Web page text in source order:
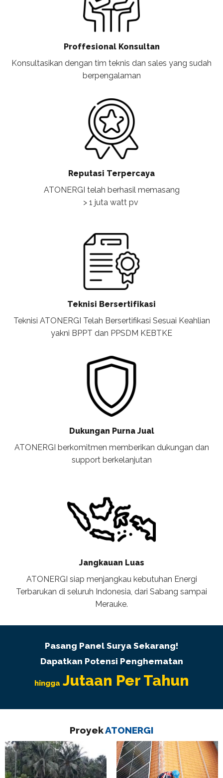
Proffesional Konsultan
Konsultasikan dengan tim teknis dan sales yang sudah
berpengalaman
Reputasi Terpercaya
ATONERGI telah berhasil memasang
> 1 juta watt pv
Teknisi Bersertifikasi
Teknisi ATONERGI Telah Bersertifikasi Sesuai Keahlian
yakni BPPT dan PPSDM KEBTKE
Dukungan Purna Jual
ATONERGI berkomitmen memberikan dukungan dan
support berkelanjutan
Jangkauan Luas
ATONERGI siap menjangkau kebutuhan Energi
Terbarukan di seluruh Indonesia, dari Sabang sampai
Merauke.
Pasang Panel Surya Sekarang!
Dapatkan Potensi Penghematan
hingga Jutaan Per Tahun
ProyekATONERGI